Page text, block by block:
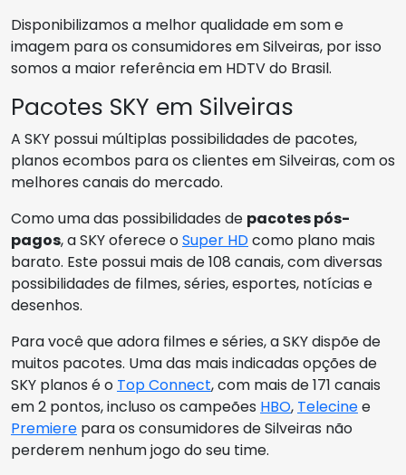
Disponibilizamos a melhor qualidade em som e
imagem para os consumidores em Silveiras, por isso
somos a maior referência em HDTV do Brasil.
Pacotes SKY em Silveiras
A SKY possui múltiplas possibilidades de pacotes,
planos ecombos para os clientes em Silveiras, com os
melhores canais do mercado.
Como uma das possibilidades de pacotes pós-
pagos, a SKY oferece oSuper HDcomo plano mais
barato. Este possui mais de 108 canais, com diversas
possibilidades de filmes, séries, esportes, notícias e
desenhos.
Para você que adora filmes e séries, a SKY dispõe de
muitos pacotes. Uma das mais indicadas opções de
SKY planos é o Top Connect, com mais de 171 canais
em 2 pontos, incluso os campeões HBO, Telecinee
Premiere para os consumidores de Silveiras não
perderem nenhum jogo do seu time.